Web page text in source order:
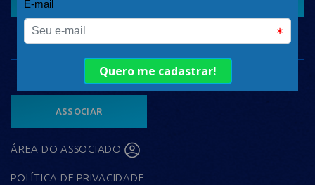
ASSOCIAR
ÁREA DO ASSOCIADO
POLÍTICA DE PRIVACIDADE